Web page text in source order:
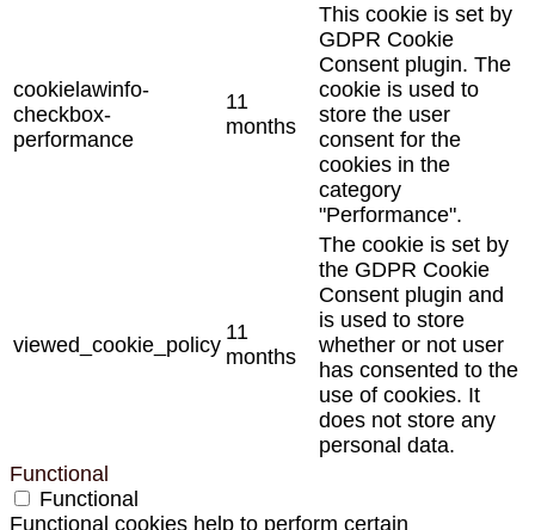
cookielawinfo-
checkbox-
performance
11
months
This cookie is set by
GDPR Cookie
Consent plugin. The
cookie is used to
store the user
consent for the
cookies in the
category
"Performance".
viewed_cookie_policy
11
months
The cookie is set by
the GDPR Cookie
Consent plugin and
is used to store
whether or not user
has consented to the
use of cookies. It
does not store any
personal data.
Functional
Functional
Functional cookies help to perform certain